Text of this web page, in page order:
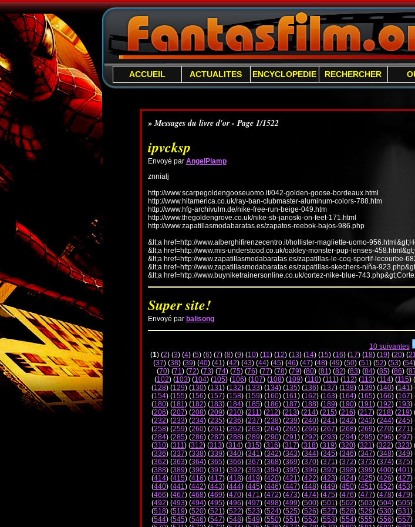
ACCUEIL ACTUALITES ENCYCLOPEDIE RECHERCHER
» Messages du livre d'or - Page 1/1522
ipvcksp
Envoyé par AngelPlamp
znnialj
http://www.scarpegoldengooseuomo.it/042-golden-goose-bordeaux.html
http://www.hitamerica.co.uk/ray-ban-clubmaster-aluminum-colors-788.htm
http://www.hfg-archivulm.de/nike-free-run-beige-049.htm
http://www.thegoldengrove.co.uk/nike-sb-janoski-on-feet-171.html
http://www.zapatillasmodabaratas.es/zapatos-reebok-bajos-986.php
&lt;a href=http://www.alberghifirenzecentro.it/hollister-magliette-uomo-
&lt;a href=http://www.mis-understood.co.uk/oakley-monster-pup-lenses-
&lt;a href=http://www.zapatillasmodabaratas.es/zapatillas-le-coq-sportif-lecourbe-
&lt;a href=http://www.zapatillasmodabaratas.es/zapatillas-skechers-niña-
&lt;a href=http://www.buyniketrainersonline.co.uk/cortez-nike-blue-
Super site!
Envoyé par balisong
10 suivantes
(1) (2) (3) (4) (5) (6) (7) (8) (9) (10) (11) (12) (13) (14) (15) (16) (17) (18) (19) (20) (
(37) (38) (39) (40) (41) (42) (43) (44) (45) (46) (47) (48) (49) (50) (51) (52) (53) (54
(70) (71) (72) (73) (74) (75) (76) (77) (78) (79) (80) (81) (82) (83) (84) (85) (86) (
(102) (103) (104) (105) (106) (107) (108) (109) (110) (111) (112) (113) (114) (115) (
(128) (129) (130) (131) (132) (133) (134) (135) (136) (137) (138) (139) (140) (141)
(154) (155) (156) (157) (158) (159) (160) (161) (162) (163) (164) (165) (166) (167)
(180) (181) (182) (183) (184) (185) (186) (187) (188) (189) (190) (191) (192) (193)
(206) (207) (208) (209) (210) (211) (212) (213) (214) (215) (216) (217) (218) (219)
(232) (233) (234) (235) (236) (237) (238) (239) (240) (241) (242) (243) (244) (245)
(258) (259) (260) (261) (262) (263) (264) (265) (266) (267) (268) (269) (270) (271)
(284) (285) (286) (287) (288) (289) (290) (291) (292) (293) (294) (295) (296) (297)
(310) (311) (312) (313) (314) (315) (316) (317) (318) (319) (320) (321) (322) (323)
(336) (337) (338) (339) (340) (341) (342) (343) (344) (345) (346) (347) (348) (349)
(362) (363) (364) (365) (366) (367) (368) (369) (370) (371) (372) (373) (374) (375)
(388) (389) (390) (391) (392) (393) (394) (395) (396) (397) (398) (399) (400) (401)
(414) (415) (416) (417) (418) (419) (420) (421) (422) (423) (424) (425) (426) (427)
(440) (441) (442) (443) (444) (445) (446) (447) (448) (449) (450) (451) (452) (453)
(466) (467) (468) (469) (470) (471) (472) (473) (474) (475) (476) (477) (478) (479)
(492) (493) (494) (495) (496) (497) (498) (499) (500) (501) (502) (503) (504) (505)
(518) (519) (520) (521) (522) (523) (524) (525) (526) (527) (528) (529) (530) (531)
(544) (545) (546) (547) (548) (549) (550) (551) (552) (553) (554) (555) (556) (557)